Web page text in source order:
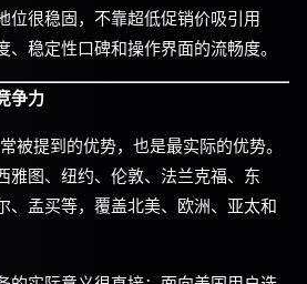
位很稳固，不靠超低促销价吸引用
、稳定性口碑和操作界面的流畅度。
争力
被提到的优势，也是最实际的优势。
雅图、纽约、伦敦、法兰克福、东
、孟买等，覆盖北美、欧洲、亚太和